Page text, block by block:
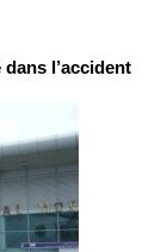
l’accident